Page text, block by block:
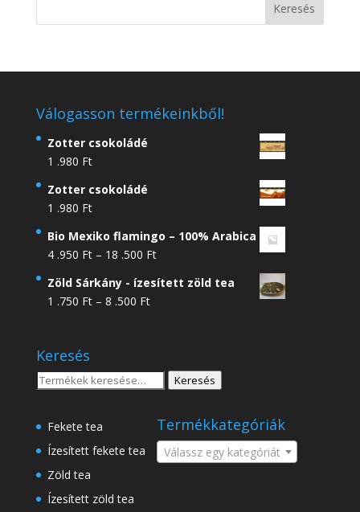
Válogasson termékeinkből!
Zotter csokoládé
1 .980 Ft
Zotter csokoládé
1 .980 Ft
Bio Mexiko flamingo – 100% Arabica
4 .950 Ft – 18 .500 FtÁrtartomány:
.950 Ft
Zöld Sárkány - ízesített zöld tea
1 .750 Ft – 8 .500 FtÁrtartomány:
8
.500 Ft
Keresés
Keresés
Keresés
Fekete tea
Ízesített fekete tea
Zöld tea
Ízesített zöld tea
Termékkategóriák
Válassz egy kategóriát